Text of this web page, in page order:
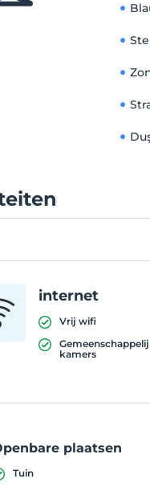
internet
Vrij wifi
kamers
plaatsen
Tuin